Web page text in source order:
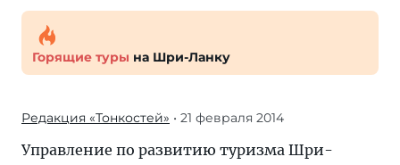
Горящие туры на Шри-Ланку
Редакция «Тонкостей» • 21 февраля 2014
Управление по развитию туризма Шри-